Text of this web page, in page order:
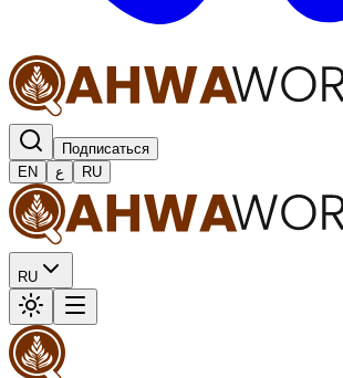
Подписаться
EN
ع RU
RU